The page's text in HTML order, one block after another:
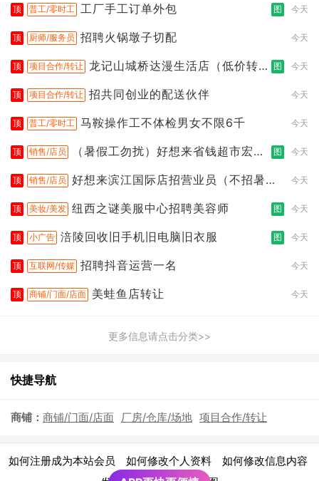
顶 普工/零时工 工厂手工订单外包 图 今天
顶 厨师/服务员 招聘火锅墩子切配 今天
顶 项目合作/转让 龙记山城桥达漫生活店（低价转
图 今天
顶 项目合作/转让 招共同创业的配送伙伴 今天
顶 普工/零时工 马鞍操作工不体检男女不限6千 今天
顶 销售/店员
（暑假工勿扰）好想来省钱超市宏声
图 今天
顶 销售/店员 好想来滨江国际店招营业员（不招暑假
今天
顶 美妆/美发 纽西之谜美服中心招聘美容师 图 今天
顶 小广告 涪陵回收旧手机旧电脑旧衣服 图 今天
顶 互联网/传媒 招聘抖音运营一名 今天
顶 商铺/门面/店面 美蛙鱼店转让 今天
更多信息请点击分类>>
快捷导航
商铺： 商铺/门面/店面 厂房/仓库/场地 项目合作/转让
如何注册成为本站会员 如何修改个人资料 如何修改信息内容